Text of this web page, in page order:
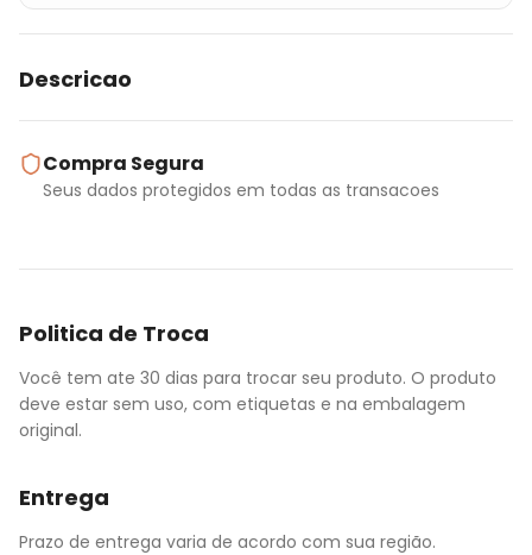
Descricao
Compra Segura
Seus dados protegidos em todas as transacoes
Politica de Troca
Você tem ate 30 dias para trocar seu produto. O produto
deve estar sem uso, com etiquetas e na embalagem
original.
Entrega
Prazo de entrega varia de acordo com sua região.